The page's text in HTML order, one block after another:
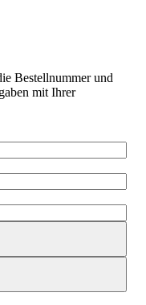
Bestellnummer und
mit Ihrer